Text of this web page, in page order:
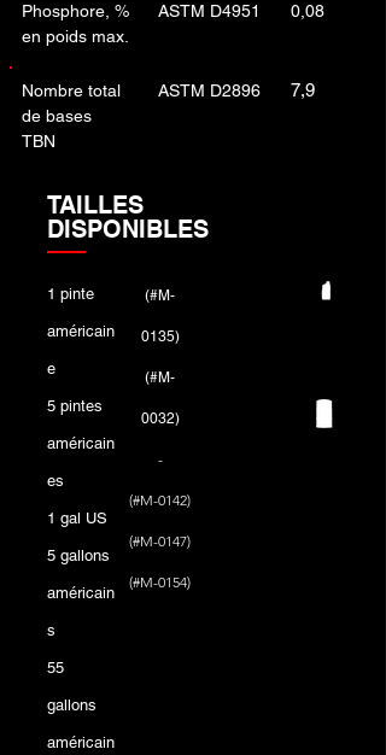
Phosphore, %
en poids max.
ASTM D4951 0,08
Nombre total
de bases
TBN
ASTM D2896 7,9
TAILLES
DISPONIBLES
1 pinte
américain
e
5 pintes
américain
es
1 gal US
5 gallons
américain
s
55
gallons
américain
(#M-
0135)
(#M-
0032)
-
(#M-0142)
(#M-0147)
(#M-0154)